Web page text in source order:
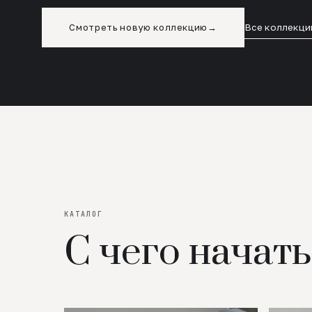
Смотреть новую коллекцию → Все
КАТАЛОГ
С чего начать